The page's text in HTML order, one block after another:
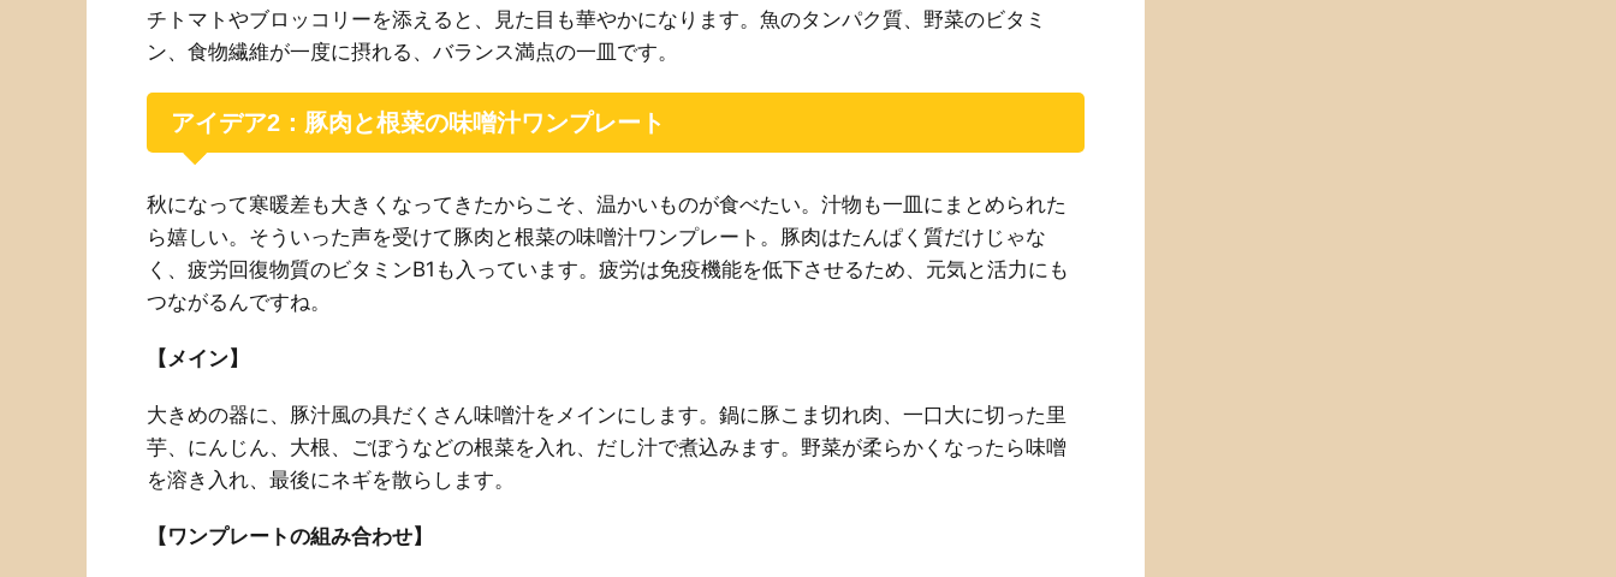
チトマトやブロッコリーを添えると、見た目も華やかになります。魚のタンパク質、野菜のビタミ
ン、食物繊維が一度に摂れる、バランス満点の一皿です。
アイデア2：豚肉と根菜の味噌汁ワンプレート
秋になって寒暖差も大きくなってきたからこそ、温かいものが食べたい。汁物も一皿にまとめられた
ら嬉しい。そういった声を受けて豚肉と根菜の味噌汁ワンプレート。豚肉はたんぱく質だけじゃな
く、疲労回復物質のビタミンB1も入っています。疲労は免疫機能を低下させるため、元気と活力にも
つながるんですね。
【メイン】
大きめの器に、豚汁風の具だくさん味噌汁をメインにします。鍋に豚こま切れ肉、一口大に切った里
芋、にんじん、大根、ごぼうなどの根菜を入れ、だし汁で煮込みます。野菜が柔らかくなったら味噌
を溶き入れ、最後にネギを散らします。
【ワンプレートの組み合わせ】